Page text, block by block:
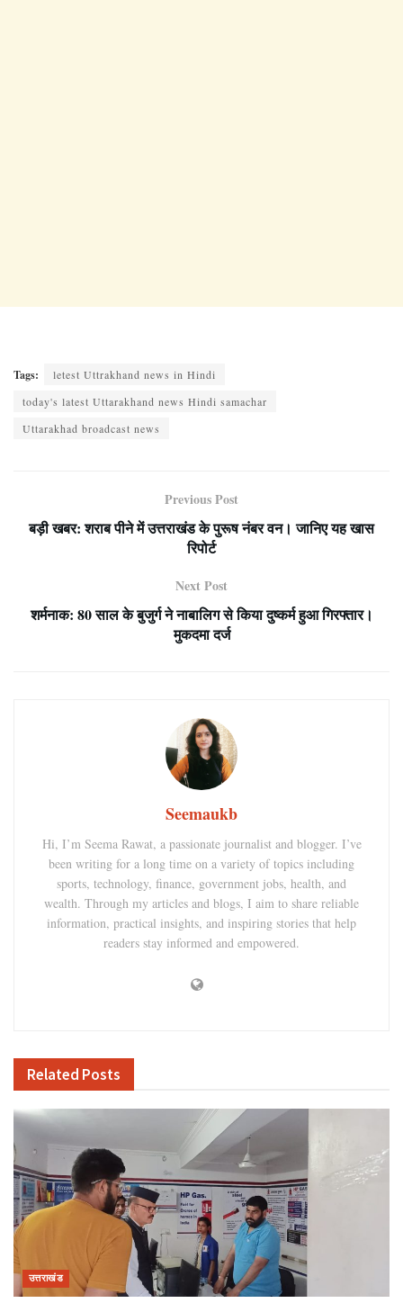
Tags:
letest Uttrakhand news in Hindi
today's latest Uttarakhand news Hindi samachar
Uttarakhad broadcast news
Previous Post
बड़ी खबर: शराब पीने में उत्तराखंड के पुरूष नंबर वन। जानिए यह खास
रिपोर्ट
Next Post
शर्मनाक: 80 साल के बुजुर्ग ने नाबालिग से किया दुष्कर्म हुआ गिरफ्तार।
मुकदमा दर्ज
Seemaukb
Hi, I’m Seema Rawat, a passionate journalist and blogger. I’ve
been writing for a long time on a variety of topics including
sports, technology, finance, government jobs, health, and
wealth. Through my articles and blogs, I aim to share reliable
information, practical insights, and inspiring stories that help
readers stay informed and empowered.
Related Posts
उत्तराखंड